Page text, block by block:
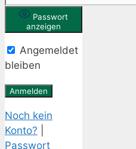
Passwort
anzeigen
Angemeldet
bleiben
Noch kein
Konto?
Passwort